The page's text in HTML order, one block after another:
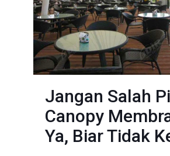
Jangan Salah
Canopy
Ya, Biar Tidak